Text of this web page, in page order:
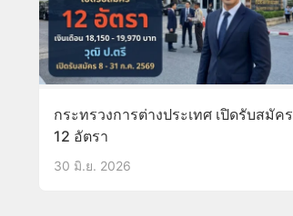
กระทรวงการต่างประเทศ เปิดรับสมัคร
12 อัตรา
30 มิ.ย. 2026